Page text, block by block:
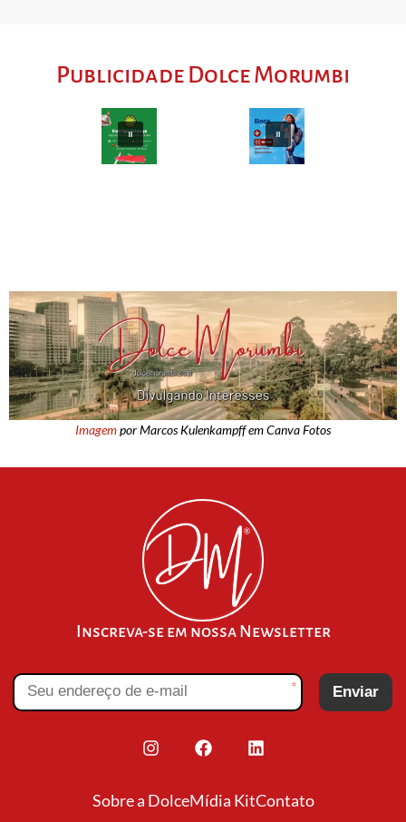
Publicidade Dolce Morumbi
Imagempor Marcos Kulenkampff em Canva Fotos
Inscreva-se em nossa Newsletter
* Enviar
Sobre a DolceMídia KitContato